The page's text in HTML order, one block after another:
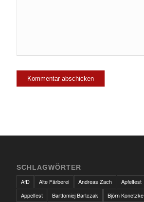
SCHLAGWÖRTER
AfD
Alte Färberei Andreas Zach Apfelfest
Appelfest
Bartłomiej Bartczak
Björn Konetzke